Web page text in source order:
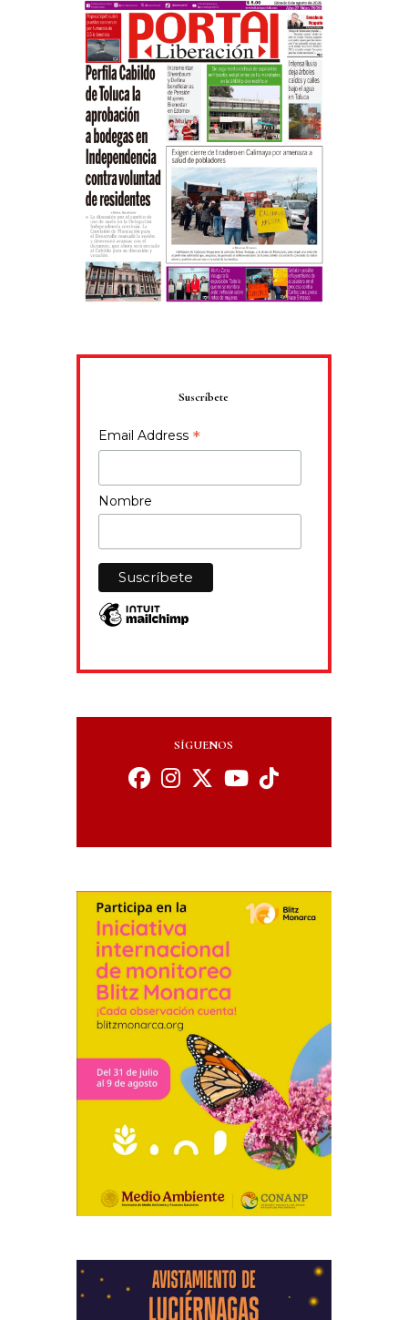
Suscríbete
Email Address *
Nombre
SÍGUENOS